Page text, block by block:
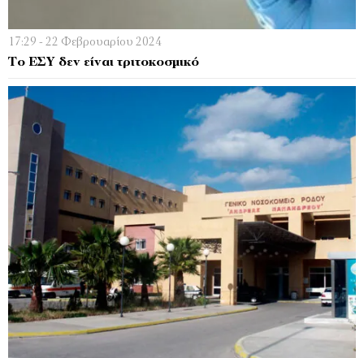
17:29 - 22 Φεβρουαρίου 2024
Το ΕΣΥ δεν είναι τριτοκοσμικό